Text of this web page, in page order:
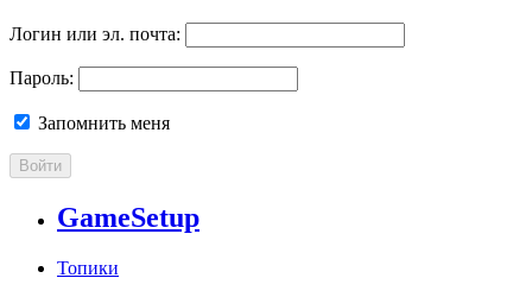
Логин или эл. почта:
Пароль:
Запомнить меня
Войти
GameSetup
Топики